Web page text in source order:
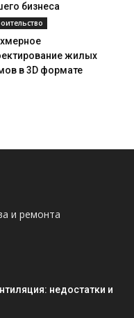
бизнеса
жилых
в 3D формате
и ремонта
недостатки и